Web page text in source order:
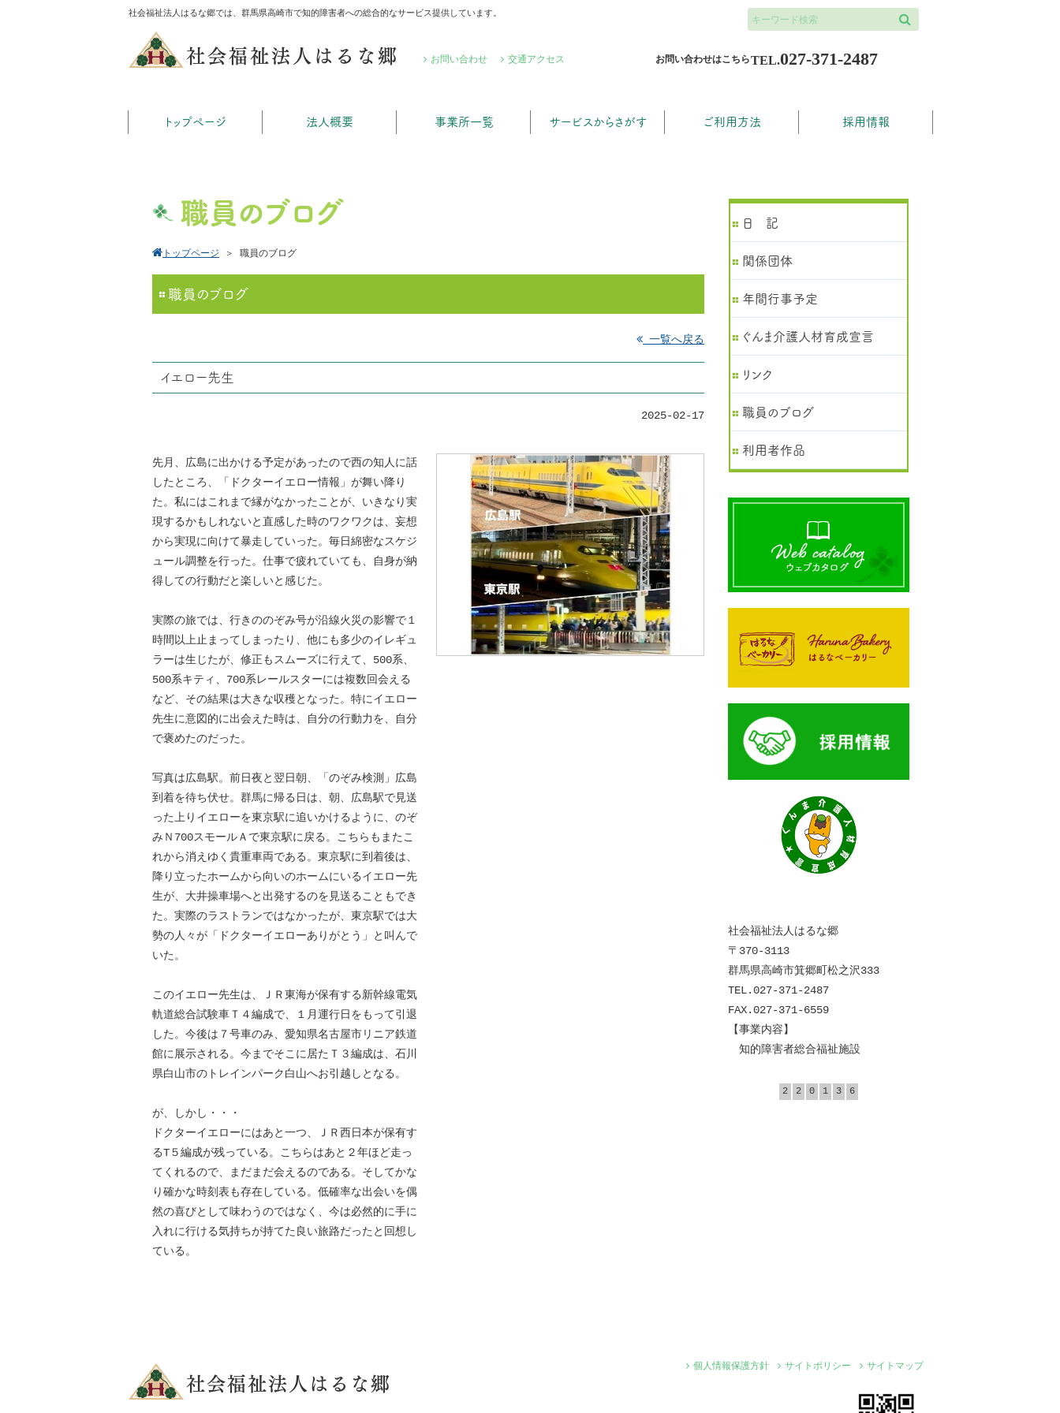
社会福祉法人はるな郷では、群馬県高崎市で知的障害者への総合的なサービス提供しています。
社会福祉法人はるな郷 お問い合わせはこちらTEL.027-371-2487
検索
お問い合わせ 交通アクセス
トップページ 法人概要 事業所一覧 サービスからさがす ご利用方法 採用情報
職員のブログ
トップページ ＞ 職員のブログ
職員のブログ
一覧へ戻る
イエロー先生
2025-02-17
先月、広島に出かける予定があったので西の知人に話
したところ、「ドクターイエロー情報」が舞い降り
た。私にはこれまで縁がなかったことが、いきなり実
現するかもしれないと直感した時のワクワクは、妄想
から実現に向けて暴走していった。毎日綿密なスケジ
ュール調整を行った。仕事で疲れていても、自身が納
得しての行動だと楽しいと感じた。
実際の旅では、行きののぞみ号が沿線火災の影響で１
時間以上止まってしまったり、他にも多少のイレギュ
ラーは生じたが、修正もスムーズに行えて、500系、
500系キティ、700系レールスターには複数回会える
など、その結果は大きな収穫となった。特にイエロー
先生に意図的に出会えた時は、自分の行動力を、自分
で褒めたのだった。
写真は広島駅。前日夜と翌日朝、「のぞみ検測」広島
到着を待ち伏せ。群馬に帰る日は、朝、広島駅で見送
った上りイエローを東京駅に追いかけるように、のぞ
みＮ700スモールＡで東京駅に戻る。こちらもまたこ
れから消えゆく貴重車両である。東京駅に到着後は、
降り立ったホームから向いのホームにいるイエロー先
生が、大井操車場へと出発するのを見送ることもでき
た。実際のラストランではなかったが、東京駅では大
勢の人々が「ドクターイエローありがとう」と叫んで
いた。
このイエロー先生は、ＪＲ東海が保有する新幹線電気
軌道総合試験車Ｔ４編成で、１月運行日をもって引退
した。今後は７号車のみ、愛知県名古屋市リニア鉄道
館に展示される。今までそこに居たＴ３編成は、石川
県白山市のトレインパーク白山へお引越しとなる。
が、しかし・・・
ドクターイエローにはあと一つ、ＪＲ西日本が保有す
るТ５編成が残っている。こちらはあと２年ほど走っ
てくれるので、まだまだ会えるのである。そしてかな
り確かな時刻表も存在している。低確率な出会いを偶
然の喜びとして味わうのではなく、今は必然的に手に
入れに行ける気持ちが持てた良い旅路だったと回想し
ている。
日 記
関係団体
年間行事予定
ぐんま介護人材育成宣言
リンク
職員のブログ
利用者作品
社会福祉法人はるな郷
〒370-3113
群馬県高崎市箕郷町松之沢333
TEL.027-371-2487
FAX.027-371-6559
【事業内容】
知的障害者総合福祉施設
2 2 0 1 3 6
社会福祉法人はるな郷
個人情報保護方針 サイトポリシー サイトマップ